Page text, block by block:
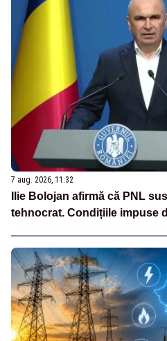
7 aug. 2026, 11:32
Ilie Bolojan afirmă că PNL
tehnocrat. Condițiile impuse